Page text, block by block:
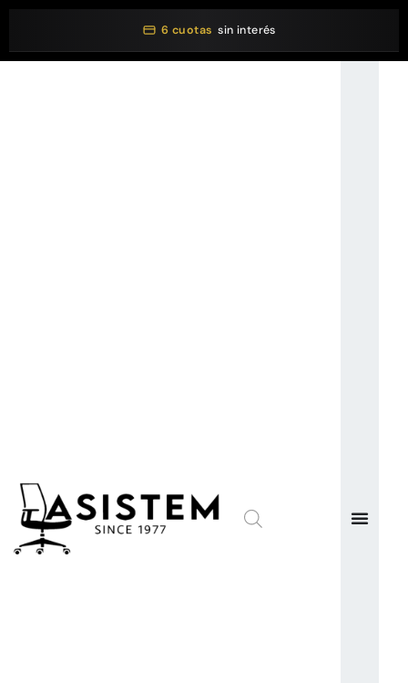
6 cuotas sin interés